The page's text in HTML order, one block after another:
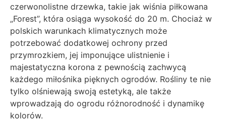
czerwonolistne drzewka, takie jak wiśnia piłkowana
„Forest”, która osiąga wysokość do 20 m. Chociaż w
polskich warunkach klimatycznych może
potrzebować dodatkowej ochrony przed
przymrozkiem, jej imponujące ulistnienie i
majestatyczna korona z pewnością zachwycą
każdego miłośnika pięknych ogrodów. Rośliny te nie
tylko olśniewają swoją estetyką, ale także
wprowadzają do ogrodu różnorodność i dynamikę
kolorów.